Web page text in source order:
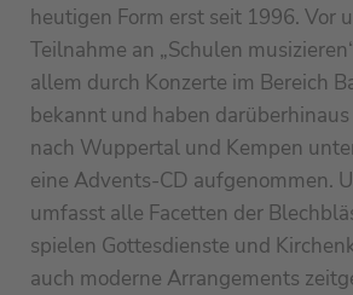
heutigen Form erst seit 1996. Vor
Teilnahme an „Schulen
allem durch Konzerte im Bereich
bekannt und haben
nach Wuppertal und Kempen
eine Advents-CD aufgenommen.
umfasst alle Facetten der
spielen Gottesdienste und
auch moderne Arrangements